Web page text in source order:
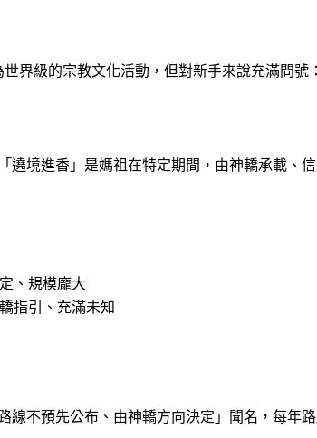
級的宗教文化活動，但對新手來說充滿問號
境進香」是媽祖在特定期間，由神轎承載、
、規模龐大
指引、充滿未知
不預先公布、由神轎方向決定」聞名，每年